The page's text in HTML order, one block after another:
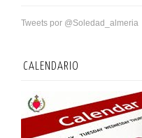
Tweets por @Soledad_almeria
CALENDARIO